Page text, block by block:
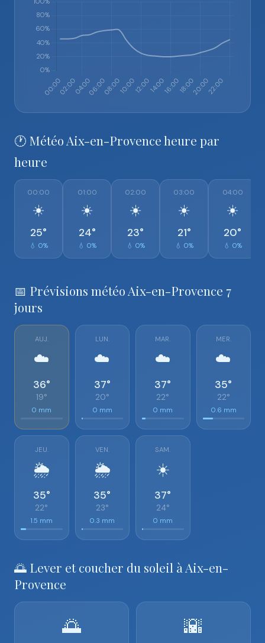
🕐 Météo Aix-en-Provence heure par
heure
00:00
☀️
25°
💧 0%
01:00
☀️
24°
💧 0%
02:00
☀️
23°
💧 0%
03:00
☀️
21°
💧 0%
04:00
☀️
20°
💧 0%
📅 Prévisions météo Aix-en-Provence 7
jours
AUJ.
☁️
36°
19°
0 mm
LUN.
☁️
37°
20°
0 mm
MAR.
☁️
37°
22°
0 mm
MER.
☁️
35°
22°
0.6 mm
JEU.
🌦️
35°
22°
1.5 mm
VEN.
🌦️
35°
23°
0.3 mm
SAM.
☀️
37°
24°
0 mm
🌅 Lever et coucher du soleil à Aix-en-
Provence
🌅 🌇